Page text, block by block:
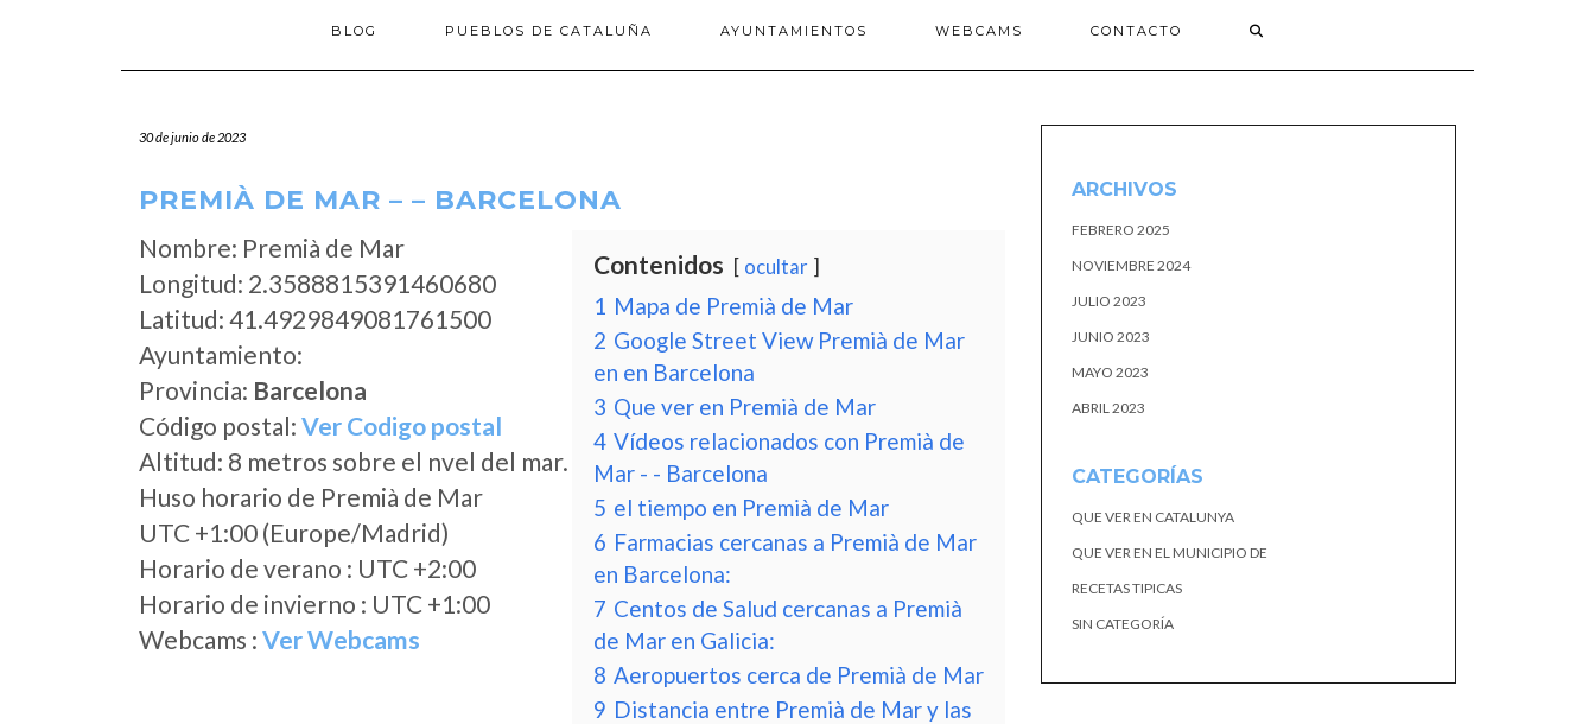
BLOG PUEBLOS DE CATALUÑA AYUNTAMIENTOS WEBCAMS CONTACTO
30 de junio de 2023
PREMIÀ DE MAR – – BARCELONA
Nombre: Premià de Mar
Longitud: 2.3588815391460680
Latitud: 41.4929849081761500
Ayuntamiento:
Provincia: Barcelona
Código postal: Ver Codigo postal
Altitud: 8 metros sobre el nvel del mar.
Huso horario de Premià de Mar
UTC +1:00 (Europe/Madrid)
Horario de verano : UTC +2:00
Horario de invierno : UTC +1:00
Webcams : Ver Webcams
Contenidos ocultar
1 Mapa de Premià de Mar
2 Google Street View Premià de Mar
en en Barcelona
3 Que ver en Premià de Mar
4 Vídeos relacionados con Premià de
Mar - - Barcelona
5 el tiempo en Premià de Mar
6 Farmacias cercanas a Premià de Mar
en Barcelona:
7 Centos de Salud cercanas a Premià
de Mar en Galicia:
8 Aeropuertos cerca de Premià de Mar
9 Distancia entre Premià de Mar y las
ARCHIVOS
FEBRERO 2025
NOVIEMBRE 2024
JULIO 2023
JUNIO 2023
MAYO 2023
ABRIL 2023
CATEGORÍAS
QUE VER EN CATALUNYA
QUE VER EN EL MUNICIPIO DE
RECETAS TIPICAS
SIN CATEGORÍA